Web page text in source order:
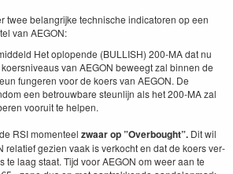
twee belan­grijke tech­nis­che indi­ca­toren op een
van AEGON:
Het oplopende (BULL­ISH) 200-MAdat nu
van AEGON beweegt zal bin­nen de
fun­geren voor de koers van AEGON. De
een betrouw­bare ste­un­li­jn als het200-MAzal
vooruit te helpen.
RSImomenteel zwaar op”Over­bought”. Dit wil
relatief gezien vaak is verkocht en dat de koers ver­
te laag staat. Tijd voorAEGON om weer aan te